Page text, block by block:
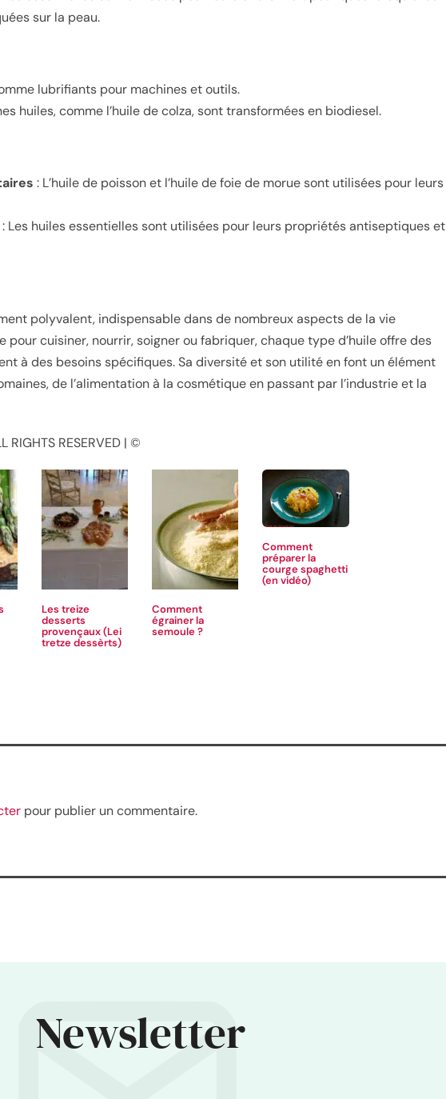
sur la peau.
lubrifiants pour machines et outils.
huiles, comme l’huile de colza, sont transformées en biodiesel.
: L’huile de poisson et l’huile de foie de morue sont utilisées pour leurs
: Les huiles essentielles sont utilisées pour leurs propriétés antiseptiques et
polyvalent, indispensable dans de nombreux aspects de la vie
pour cuisiner, nourrir, soigner ou fabriquer, chaque type d’huile offre des
à des besoins spécifiques. Sa diversité et son utilité en font un élément
de l’alimentation à la cosmétique en passant par l’industrie et la
RIGHTS RESERVED | ©
Les treize
desserts
provençaux (Lei
tretze dessèrts)
Comment
égrainer la
semoule ?
Comment
préparer la
courge spaghetti
(en vidéo)
pour publier un commentaire.
Newsletter